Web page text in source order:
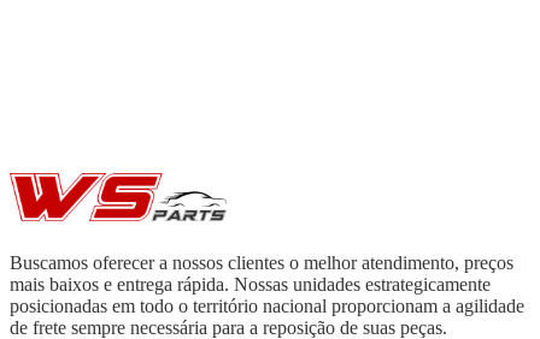
Buscamos oferecer a nossos clientes o melhor atendimento, preços
mais baixos e entrega rápida. Nossas unidades estrategicamente
posicionadas em todo o território nacional proporcionam a agilidade
de frete sempre necessária para a reposição de suas peças.